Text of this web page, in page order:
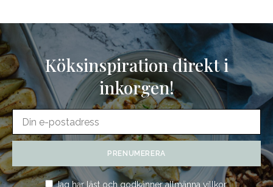
Köksinspiration direkt i
inkorgen!
Jag har läst och godkännerallmänna villkor.